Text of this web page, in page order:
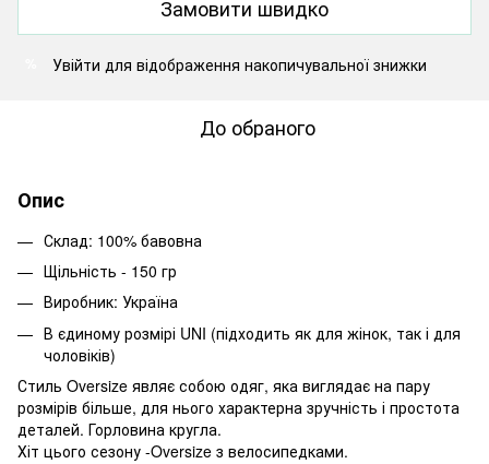
Замовити швидко
Увійти для відображення накопичувальної знижки
До обраного
Опис
Склад: 100% бавовна
Щільність - 150 гр
Виробник: Україна
В єдиному розмірі UNI (підходить як для жінок, так і для
чоловіків)
Стиль Oversize являє собою одяг, яка виглядає на пару
розмірів більше, для нього характерна зручність і простота
деталей. Горловина кругла.
Хіт цього сезону -Oversize з велосипедками.